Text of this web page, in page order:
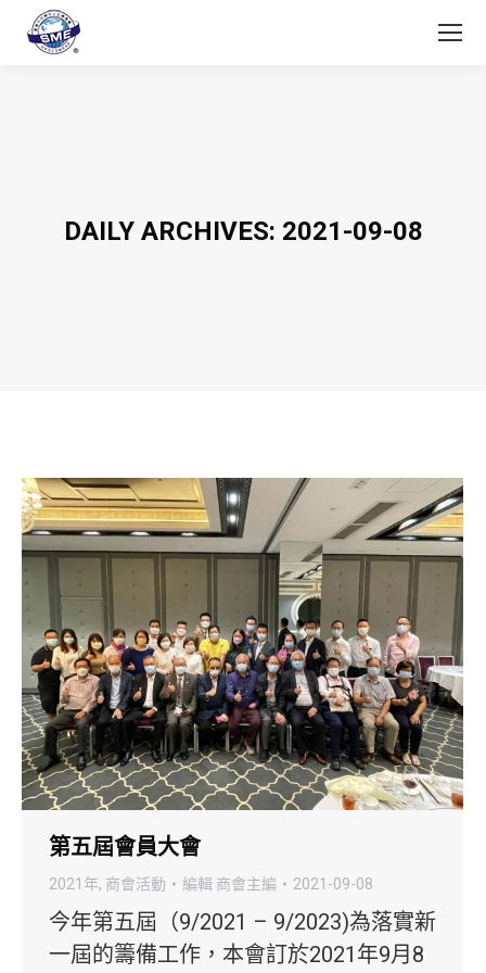
DAILY ARCHIVES: 2021-09-08
第五屆會員大會
2021年, 商會活動 編輯 商會主編 2021-09-08
今年第五屆（9/2021 – 9/2023)為落實新
一屆的籌備工作，本會訂於2021年9月8